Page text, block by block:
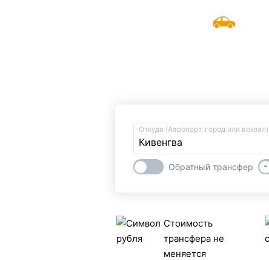
Откуда (Аэропорт, город или вокзал)
Обратный трансфер -
Стоимость
трансфера не
меняется